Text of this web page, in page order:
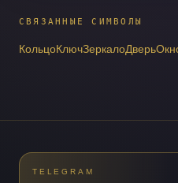
СВЯЗАННЫЕ СИМВОЛЫ
КольцоКлючЗеркалоДверь
TELEGRAM